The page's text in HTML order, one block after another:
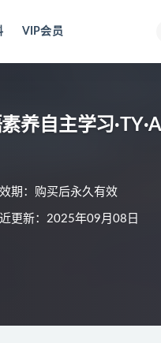
VIP会员
自主学习
期：购买后永久有效
更新：2025年09月08日